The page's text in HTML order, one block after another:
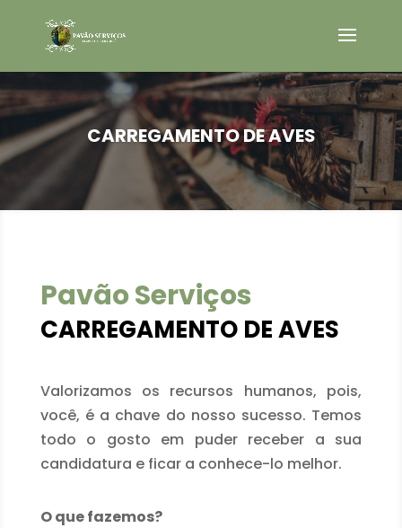
CARREGAMENTO DE AVES
Pavão Serviços
CARREGAMENTO DE AVES
Valorizamos os recursos humanos, pois,
você, é a chave do nosso sucesso. Temos
todo o gosto em puder receber a sua
candidatura e ficar a conhece-lo melhor.
O que fazemos?